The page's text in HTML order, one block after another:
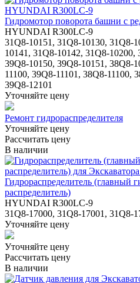
Гидромотор поворота башни с
HYUNDAI R300LC-9
31Q8-10151, 31Q8-10130, 31Q8-
10141, 31Q8-10142, 31Q8-10200,
39Q8-10150, 39Q8-10151, 38Q8-
11100, 39Q8-11101, 38Q8-11100,
39Q8-12101
Уточняйте цену
Ремонт гидрораспределителя
Уточняйте цену
Рассчитать цену
В наличии
Гидрораспределитель (главный
распределитель)
HYUNDAI R300LC-9
31Q8-17000, 31Q8-17001, 31Q8-
Уточняйте цену
Уточняйте цену
Рассчитать цену
В наличии